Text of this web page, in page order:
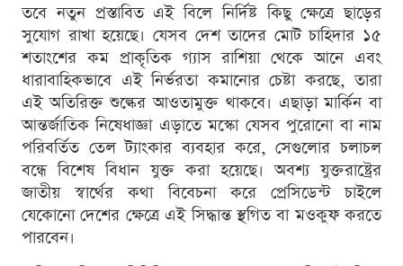
তবে নতুন প্রস্তাবিত এই বিলে নির্দিষ্ট কিছু ক্ষেত্রে ছাড়ের
সুযোগ রাখা হয়েছে। যেসব দেশ তাদের মোট চাহিদার ১৫
শতাংশের কম প্রাকৃতিক গ্যাস রাশিয়া থেকে আনে এবং
ধারাবাহিকভাবে এই নির্ভরতা কমানোর চেষ্টা করছে, তারা
এই অতিরিক্ত শুল্কের আওতামুক্ত থাকবে। এছাড়া মার্কিন বা
আন্তর্জাতিক নিষেধাজ্ঞা এড়াতে মস্কো যেসব পুরোনো বা নাম
পরিবর্তিত তেল ট্যাংকার ব্যবহার করে, সেগুলোর চলাচল
বন্ধে বিশেষ বিধান যুক্ত করা হয়েছে। অবশ্য যুক্তরাষ্ট্রের
জাতীয় স্বার্থের কথা বিবেচনা করে প্রেসিডেন্ট চাইলে
যেকোনো দেশের ক্ষেত্রে এই সিদ্ধান্ত স্থগিত বা মওকুফ করতে
পারবেন।